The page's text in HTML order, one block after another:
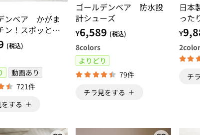
ンベア かがま
ン！スポッとウ
グ
(税込)
動画あり
721件
する
ゴールデンベア 防水設
計シューズ
¥6,589 (税込)
8colors
よりどり
79件
チラ見をする
日本
った
¥
2
チ